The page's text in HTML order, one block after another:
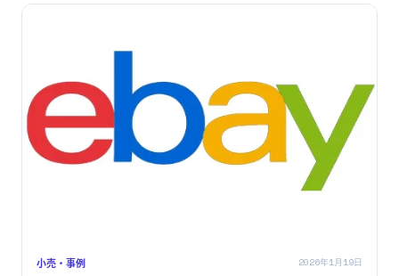
小売・事例 2026年1月19日